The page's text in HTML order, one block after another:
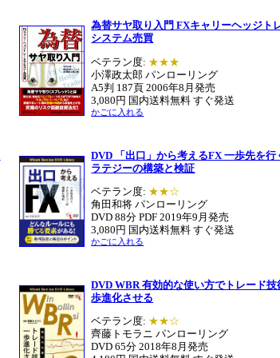
為替サヤ取り入門 FXキャリーヘッジト
システム売買
ベテラン度: ★★★
小澤政太郎 パンローリング
A5判 187頁 2006年8月発売
3,080円 国内送料無料 すぐ発送
かごに入れる
DVD 「出口」から考えるFX 一歩先を行
ラテジーの構築と検証
ベテラン度: ★★☆
角田和将 パンローリング
DVD 88分 PDF 2019年9月発売
3,080円 国内送料無料 すぐ発送
かごに入れる
DVD WBR 有効的な使い方でトレード技
歩進化させる
ベテラン度: ★★☆
齊藤トモラニ パンローリング
DVD 65分 2018年8月発売